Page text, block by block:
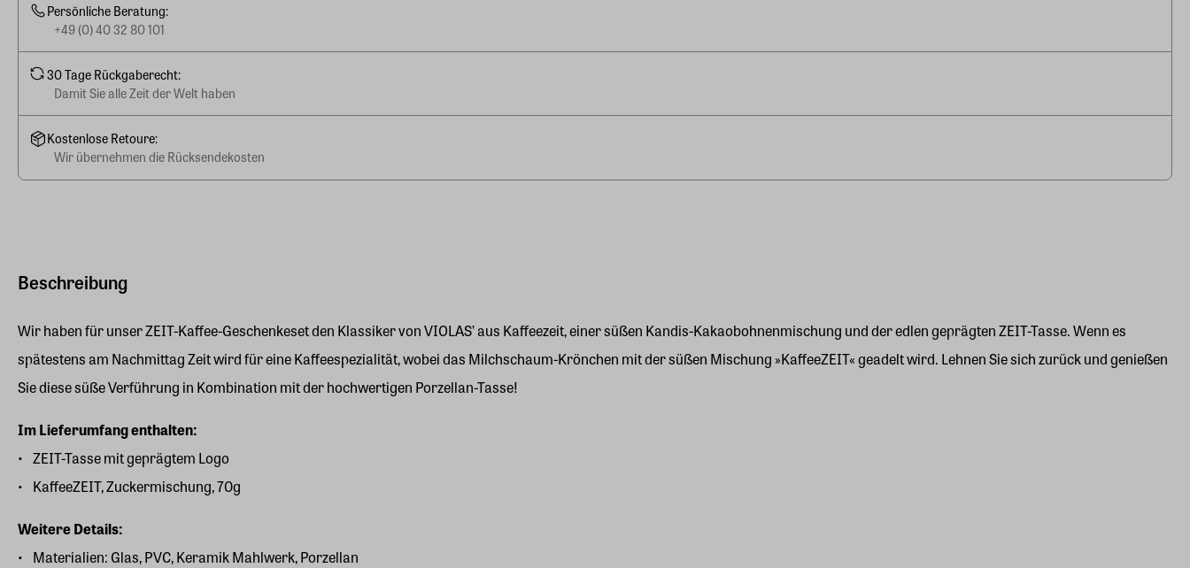
Beschreibung
Wir haben für unser ZEIT-Kaffee-Geschenkeset den Klassiker von VIOLAS’ aus Kaffeezeit, einer süßen Kandis-Kakaobohnenmischung und der edlen geprägten ZEIT-Tasse. Wenn es
spätestens am Nachmittag Zeit wird für eine Kaffeespezialität, wobei das Milchschaum-Krönchen mit der süßen Mischung »KaffeeZEIT« geadelt wird. Lehnen Sie sich zurück und genießen
Sie diese süße Verführung in Kombination mit der hochwertigen Porzellan-Tasse!
Im Lieferumfang enthalten:
ZEIT-Tasse mit geprägtem Logo
KaffeeZEIT, Zuckermischung, 70g
Weitere Details:
Materialien: Glas, PVC, Keramik Mahlwerk, Porzellan
Persönliche Beratung:
+49 (0) 40 32 80 101
30 Tage Rückgaberecht:
Damit Sie alle Zeit der Welt haben
Kostenlose Retoure:
Wir übernehmen die Rücksendekosten